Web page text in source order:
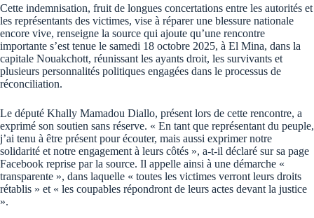
Cette indemnisation, fruit de longues concertations entre les autorités et
les représentants des victimes, vise à réparer une blessure nationale
encore vive, renseigne la source qui ajoute qu’une rencontre
importante s’est tenue le samedi 18 octobre 2025, à El Mina, dans la
capitale Nouakchott, réunissant les ayants droit, les survivants et
plusieurs personnalités politiques engagées dans le processus de
réconciliation.
Le député Khally Mamadou Diallo, présent lors de cette rencontre, a
exprimé son soutien sans réserve. « En tant que représentant du peuple,
j’ai tenu à être présent pour écouter, mais aussi exprimer notre
solidarité et notre engagement à leurs côtés », a-t-il déclaré sur sa page
Facebook reprise par la source. Il appelle ainsi à une démarche «
transparente », dans laquelle « toutes les victimes verront leurs droits
rétablis » et « les coupables répondront de leurs actes devant la justice
».